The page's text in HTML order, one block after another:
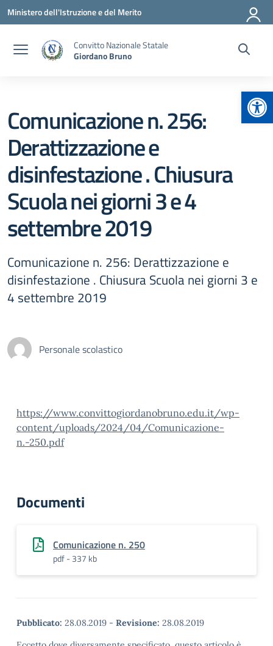
Vai ai contenuti
Vai al menu di navigazione
Vai al footer
Ministero dell'Istruzione e del Merito
Convitto Nazionale Statale
Giordano Bruno
Comunicazione n. 256:
Derattizzazione e
disinfestazione . Chiusura
Scuola nei giorni 3 e 4
settembre 2019
Comunicazione n. 256: Derattizzazione e
disinfestazione . Chiusura Scuola nei giorni 3 e
4 settembre 2019
Personale scolastico
https://www.convittogiordanobruno.edu.it/wp-
content/uploads/2024/04/Comunicazione-
n.-250.pdf
Documenti
Comunicazione n. 250
pdf - 337 kb
Pubblicato: 28.08.2019 - Revisione: 28.08.2019